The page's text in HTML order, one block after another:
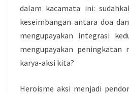
dalam kacamata ini:
keseimbangan antara doa
mengupayakan integrasi
mengupayakan peningkatan
karya-aksi kita?
Heroisme aksi menjadi